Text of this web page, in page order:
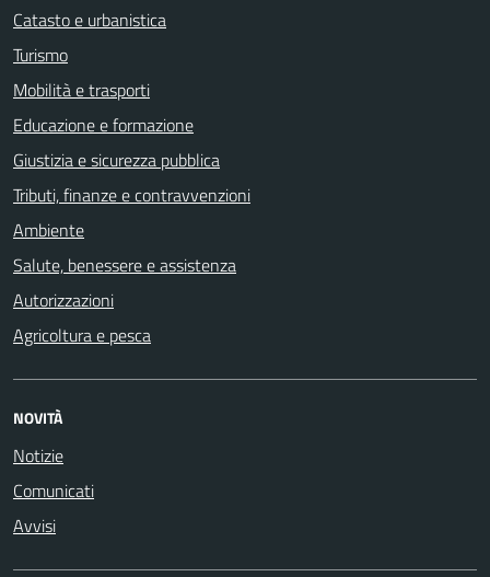
Catasto e urbanistica
Turismo
Mobilità e trasporti
Educazione e formazione
Giustizia e sicurezza pubblica
Tributi, finanze e contravvenzioni
Ambiente
Salute, benessere e assistenza
Autorizzazioni
Agricoltura e pesca
NOVITÀ
Notizie
Comunicati
Avvisi